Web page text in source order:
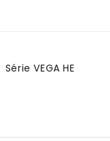
Série VEGA HE